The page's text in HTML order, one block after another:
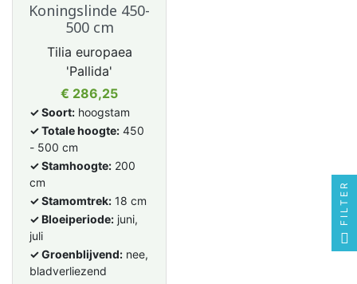
Koningslinde 450-
500 cm
Tilia europaea
'Pallida'
Prijs
€ 286,25
✓ Soort: hoogstam
✓ Totale hoogte: 450
- 500 cm
✓ Stamhoogte: 200
cm
✓ Stamomtrek: 18 cm
✓ Bloeiperiode: juni,
juli
✓ Groenblijvend: nee,
bladverliezend
FILTER